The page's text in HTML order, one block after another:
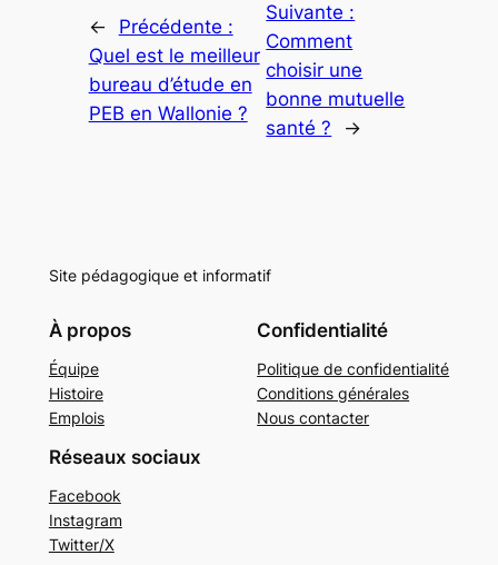
←
Précédente :
Quel est le meilleur
bureau d’étude en
PEB en Wallonie ?
Suivante :
Comment
choisir une
bonne mutuelle
santé ?
→
Site pédagogique et informatif
À propos
Équipe
Histoire
Emplois
Confidentialité
Politique de confidentialité
Conditions générales
Nous contacter
Réseaux sociaux
Facebook
Instagram
Twitter/X